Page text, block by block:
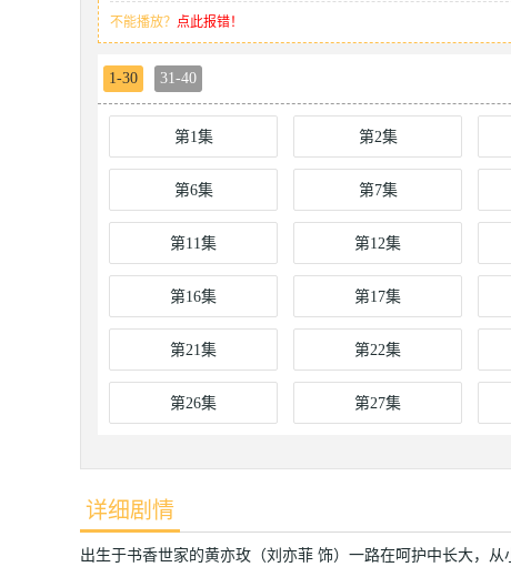
不能播放？ 点此报错！
1-30 31-40
第1集 第2集
第6集 第7集
第11集 第12集
第16集 第17集
第21集 第22集
第26集 第27集
详细剧情
出生于书香世家的黄亦玫（刘亦菲 饰）一路在呵护中长大，